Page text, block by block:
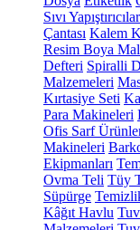
Sıvı Yapıştırıcılar
Çantası Kalem
Resim Boya
Defteri Spiralli
Malzemeleri
Kırtasiye Seti
Para Makineleri
Ofis Sarf
Makineleri
Ekipmanları
Ovma Teli Tüy
Süpürge
Kâğıt Havlu